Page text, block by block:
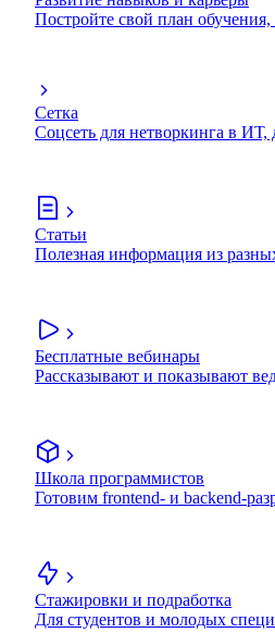
Постройте свой план
Сетка
Соцсеть для нетворкинга в
Статьи
Полезная информация из
Бесплатные вебинары
Рассказывают и показывают
Школа программистов
Готовим frontend- и backend-
Стажировки и подработка
Для студентов и молодых